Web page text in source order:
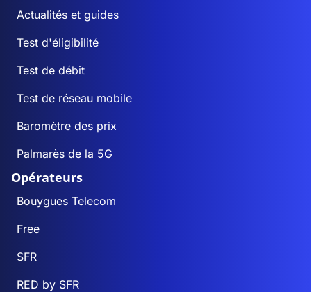
Actualités et guides
Test d'éligibilité
Test de débit
Test de réseau mobile
Baromètre des prix
Palmarès de la 5G
Opérateurs
Bouygues Telecom
Free
SFR
RED by SFR